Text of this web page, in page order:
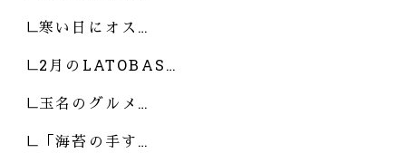
寒い日にオス…
2月のLATOBAS…
玉名のグルメ…
「海苔の手す…